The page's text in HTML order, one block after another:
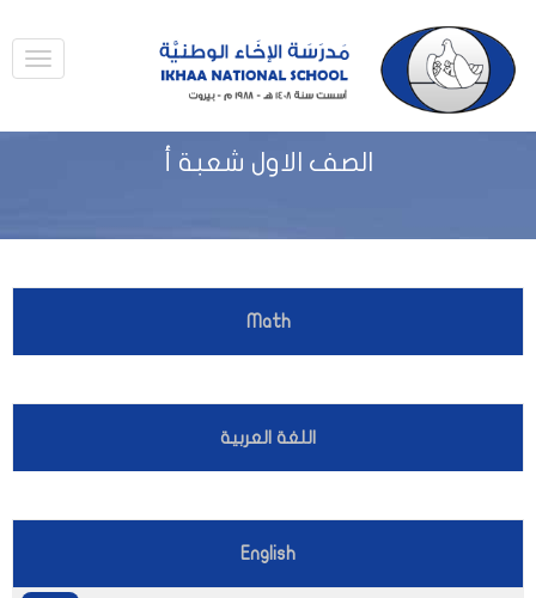
الصف الاول شعبة أ
Math
اللغة العربية
English